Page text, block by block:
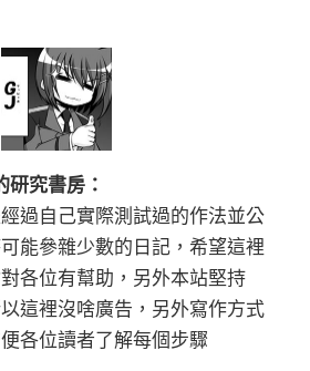
究書房：
過自己實際測試過的作法並公
能參雜少數的日記，希望這裡
各位有幫助，另外本站堅持
以這裡沒啥廣告，另外寫作方式
各位讀者了解每個步驟